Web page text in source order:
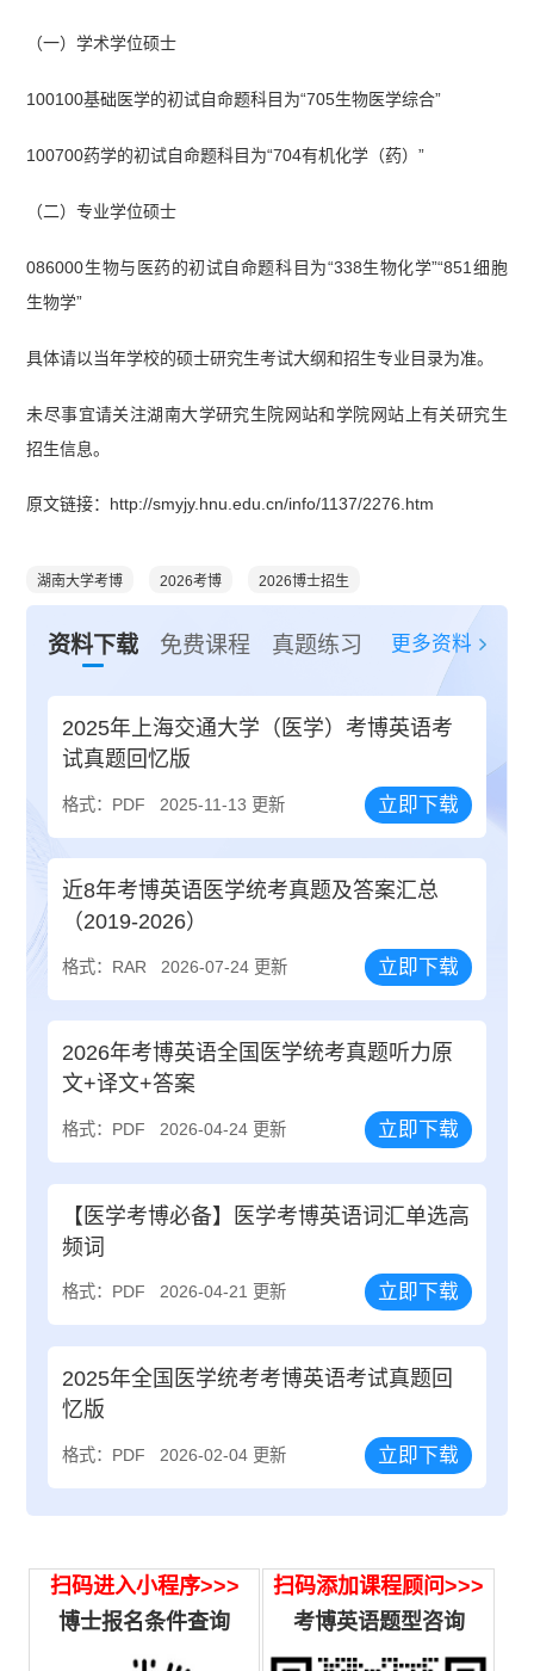
（一）学术学位硕士
100100基础医学的初试自命题科目为“705生物医学综合”
100700药学的初试自命题科目为“704有机化学（药）”
（二）专业学位硕士
086000生物与医药的初试自命题科目为“338生物化学”“851细胞
生物学”
具体请以当年学校的硕士研究生考试大纲和招生专业目录为准。
未尽事宜请关注湖南大学研究生院网站和学院网站上有关研究生
招生信息。
原文链接：http://smyjy.hnu.edu.cn/info/1137/2276.htm
湖南大学考博 2026考博 2026博士招生
资料下载 免费课程 真题练习 更多资料
2025年上海交通大学（医学）考博英语考
试真题回忆版
格式：PDF 2025-11-13 更新 立即下载
近8年考博英语医学统考真题及答案汇总
（2019-2026）
格式：RAR 2026-07-24 更新 立即下载
2026年考博英语全国医学统考真题听力原
文+译文+答案
格式：PDF 2026-04-24 更新 立即下载
【医学考博必备】医学考博英语词汇单选高
频词
格式：PDF 2026-04-21 更新 立即下载
2025年全国医学统考考博英语考试真题回
忆版
格式：PDF 2026-02-04 更新 立即下载
扫码进入小程序>>>
博士报名条件查询
扫码添加课程顾问>>>
考博英语题型咨询